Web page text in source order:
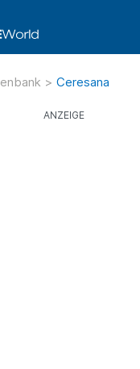
> Ceresana